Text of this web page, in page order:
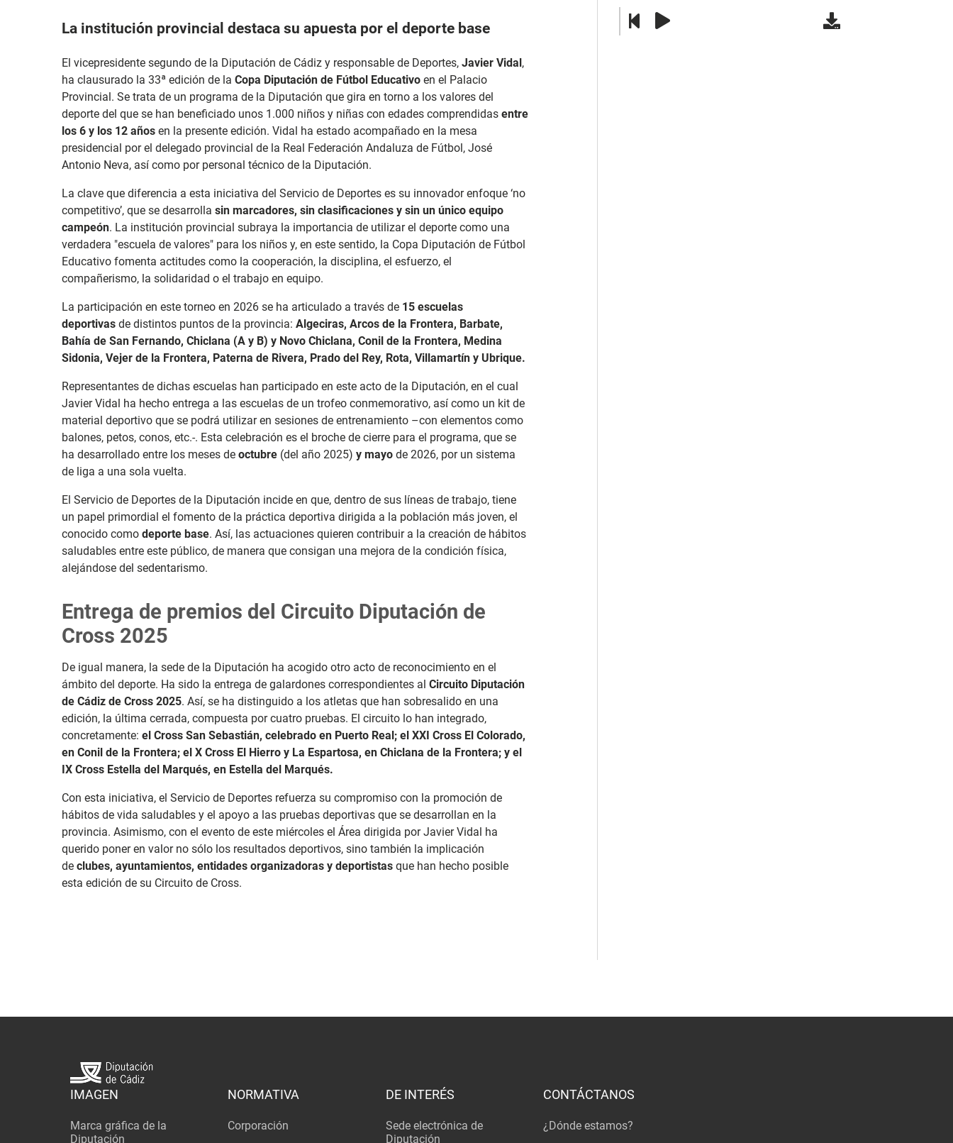
La institución provincial destaca su apuesta por el deporte base
El vicepresidente segundo de la Diputación de Cádiz y responsable de Deportes, Javier Vidal,
ha clausurado la 33ª edición de la Copa Diputación de Fútbol Educativo en el Palacio
Provincial. Se trata de un programa de la Diputación que gira en torno a los valores del
deporte del que se han beneficiado unos 1.000 niños y niñas con edades comprendidas entre
los 6 y los 12 años en la presente edición. Vidal ha estado acompañado en la mesa
presidencial por el delegado provincial de la Real Federación Andaluza de Fútbol, José
Antonio Neva, así como por personal técnico de la Diputación.
La clave que diferencia a esta iniciativa del Servicio de Deportes es su innovador enfoque ‘no
competitivo’, que se desarrolla sin marcadores, sin clasificaciones y sin un único equipo
campeón. La institución provincial subraya la importancia de utilizar el deporte como una
verdadera "escuela de valores" para los niños y, en este sentido, la Copa Diputación de Fútbol
Educativo fomenta actitudes como la cooperación, la disciplina, el esfuerzo, el
compañerismo, la solidaridad o el trabajo en equipo.
La participación en este torneo en 2026 se ha articulado a través de 15 escuelas
deportivas de distintos puntos de la provincia: Algeciras, Arcos de la Frontera, Barbate,
Bahía de San Fernando, Chiclana (A y B) y Novo Chiclana, Conil de la Frontera, Medina
Sidonia, Vejer de la Frontera, Paterna de Rivera, Prado del Rey, Rota, Villamartín y Ubrique.
Representantes de dichas escuelas han participado en este acto de la Diputación, en el cual
Javier Vidal ha hecho entrega a las escuelas de un trofeo conmemorativo, así como un kit de
material deportivo que se podrá utilizar en sesiones de entrenamiento –con elementos como
balones, petos, conos, etc.-. Esta celebración es el broche de cierre para el programa, que se
ha desarrollado entre los meses de octubre (del año 2025) y mayo de 2026, por un sistema
de liga a una sola vuelta.
El Servicio de Deportes de la Diputación incide en que, dentro de sus líneas de trabajo, tiene
un papel primordial el fomento de la práctica deportiva dirigida a la población más joven, el
conocido como deporte base. Así, las actuaciones quieren contribuir a la creación de hábitos
saludables entre este público, de manera que consigan una mejora de la condición física,
alejándose del sedentarismo.
Entrega de premios del Circuito Diputación de
Cross 2025
De igual manera, la sede de la Diputación ha acogido otro acto de reconocimiento en el
ámbito del deporte. Ha sido la entrega de galardones correspondientes al Circuito Diputación
de Cádiz de Cross 2025. Así, se ha distinguido a los atletas que han sobresalido en una
edición, la última cerrada, compuesta por cuatro pruebas. El circuito lo han integrado,
concretamente: el Cross San Sebastián, celebrado en Puerto Real; el XXI Cross El Colorado,
en Conil de la Frontera; el X Cross El Hierro y La Espartosa, en Chiclana de la Frontera; y el
IX Cross Estella del Marqués, en Estella del Marqués.
Con esta iniciativa, el Servicio de Deportes refuerza su compromiso con la promoción de
hábitos de vida saludables y el apoyo a las pruebas deportivas que se desarrollan en la
provincia. Asimismo, con el evento de este miércoles el Área dirigida por Javier Vidal ha
querido poner en valor no sólo los resultados deportivos, sino también la implicación
de clubes, ayuntamientos, entidades organizadoras y deportistas que han hecho posible
esta edición de su Circuito de Cross.
IMAGEN
Marca gráfica de la
Diputación
NORMATIVA
Corporación
DE INTERÉS
Sede electrónica de
Diputación
CONTÁCTANOS
¿Dónde estamos?